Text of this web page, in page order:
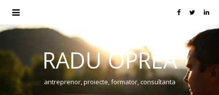
RADU OPREA
antreprenor, proiecte, formator, consultanta